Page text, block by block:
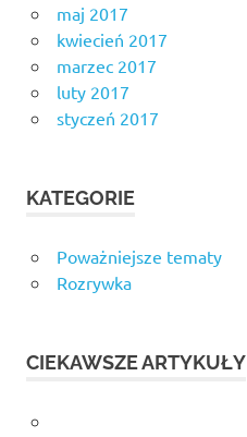
maj 2017
kwiecień 2017
marzec 2017
luty 2017
styczeń 2017
KATEGORIE
Poważniejsze tematy
Rozrywka
CIEKAWSZE ARTYKUŁY